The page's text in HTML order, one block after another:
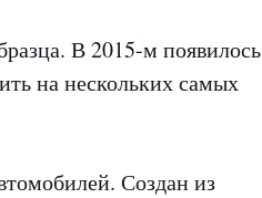
В 2015-м появилось
на нескольких самых
Создан из